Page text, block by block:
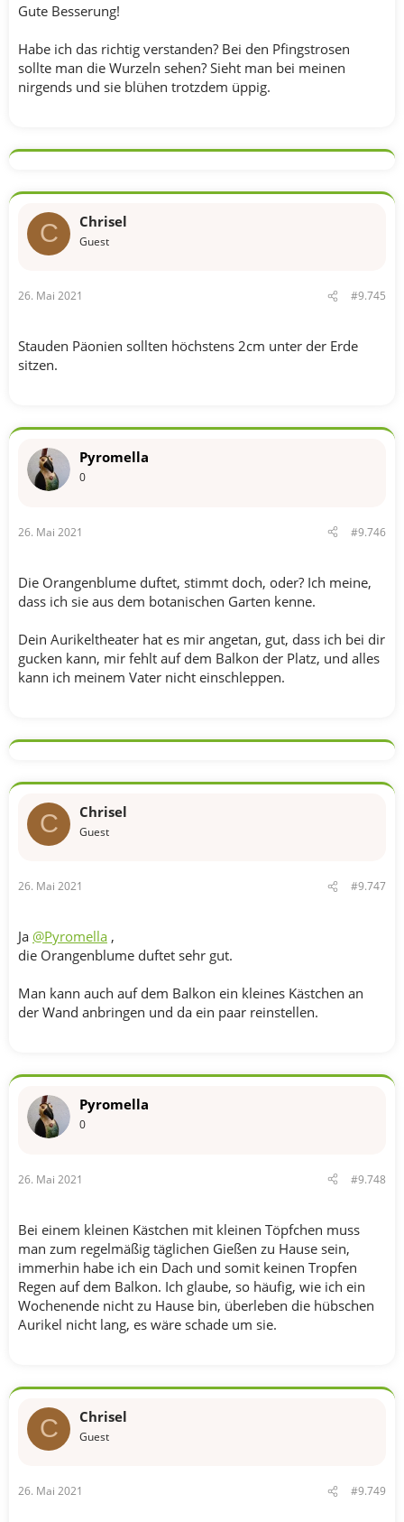
Gute Besserung!
Habe ich das richtig verstanden? Bei den Pfingstrosen
sollte man die Wurzeln sehen? Sieht man bei meinen
nirgends und sie blühen trotzdem üppig.
C Chrisel
Guest
26. Mai 2021 #9.745
Stauden Päonien sollten höchstens 2cm unter der Erde
sitzen.
Pyromella
0
26. Mai 2021 #9.746
Die Orangenblume duftet, stimmt doch, oder? Ich meine,
dass ich sie aus dem botanischen Garten kenne.
Dein Aurikeltheater hat es mir angetan, gut, dass ich bei dir
gucken kann, mir fehlt auf dem Balkon der Platz, und alles
kann ich meinem Vater nicht einschleppen.
C Chrisel
Guest
26. Mai 2021 #9.747
Ja @Pyromella ,
die Orangenblume duftet sehr gut.
Man kann auch auf dem Balkon ein kleines Kästchen an
der Wand anbringen und da ein paar reinstellen.
Pyromella
0
26. Mai 2021 #9.748
Bei einem kleinen Kästchen mit kleinen Töpfchen muss
man zum regelmäßig täglichen Gießen zu Hause sein,
immerhin habe ich ein Dach und somit keinen Tropfen
Regen auf dem Balkon. Ich glaube, so häufig, wie ich ein
Wochenende nicht zu Hause bin, überleben die hübschen
Aurikel nicht lang, es wäre schade um sie.
C Chrisel
Guest
26. Mai 2021 #9.749